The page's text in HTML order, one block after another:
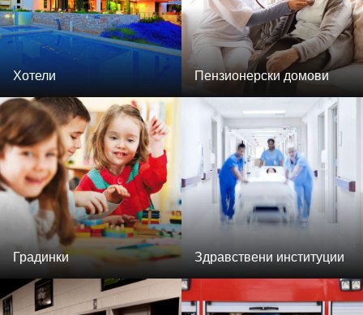
Хотели Пензионерски домови
Градинки Здравствени институции